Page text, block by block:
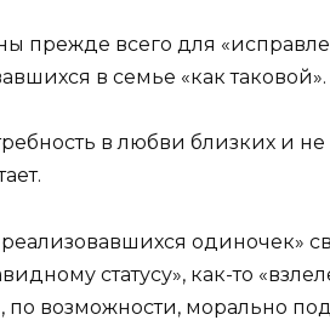
прежде всего для
в семье «как таковой».
в любви близких и
одиночек»
статусу», как-то
возможности, морально